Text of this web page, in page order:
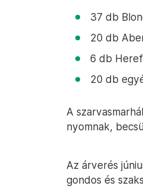
37 db
20 db
6 db
20 db
A
nyomnak,
Az árverés
gondos és